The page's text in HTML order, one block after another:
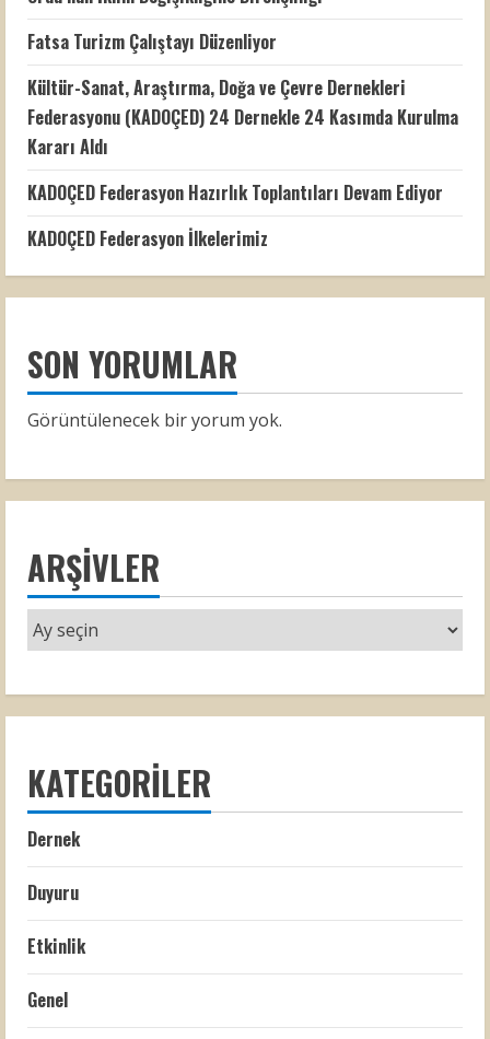
Fatsa Turizm Çalıştayı Düzenliyor
Kültür-Sanat, Araştırma, Doğa ve Çevre Dernekleri
Federasyonu (KADOÇED) 24 Dernekle 24 Kasımda Kurulma
Kararı Aldı
KADOÇED Federasyon Hazırlık Toplantıları Devam Ediyor
KADOÇED Federasyon İlkelerimiz
SON YORUMLAR
Görüntülenecek bir yorum yok.
ARŞIVLER
KATEGORILER
Dernek
Duyuru
Etkinlik
Genel